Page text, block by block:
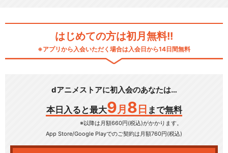
はじめての方は初月無料!!
※アプリから入会いただく場合は入会日から14日間無料
dアニメストアに初入会のあなたは…
本日入ると最大9 月 8 日 まで無料
※以降は月額660円(税込)がかかります。
App Store/Google Playでのご契約は月額760円(税込)